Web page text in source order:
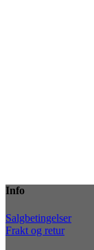
Info
Salgbetingelser
Frakt og retur